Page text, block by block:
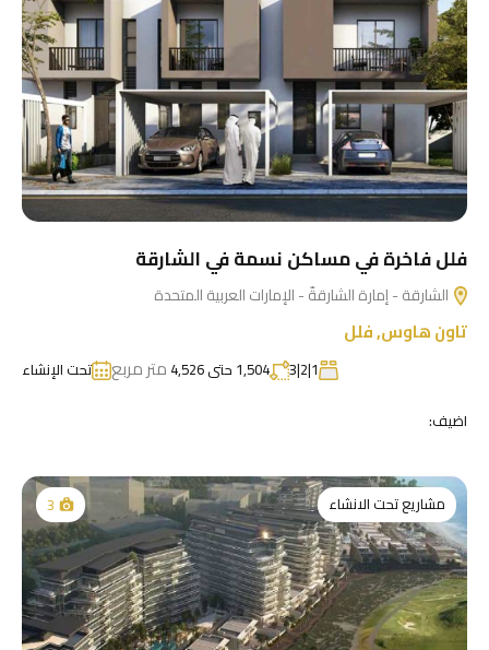
فلل فاخرة في مساكن نسمة في الشارقة
الشارقة - إمارة الشارقةّ - الإمارات العربية المتحدة
تاون هاوس,فلل
1|2|3 1,504 حتى 4,526 متر مربع
تحت الإنشاء
اضيف:
مشاريع تحت الانشاء 3